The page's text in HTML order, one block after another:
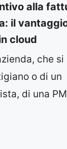
alla
il
cloud
che
o di un
di una